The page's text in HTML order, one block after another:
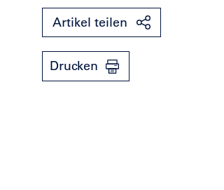
Artikel teilen
Drucken